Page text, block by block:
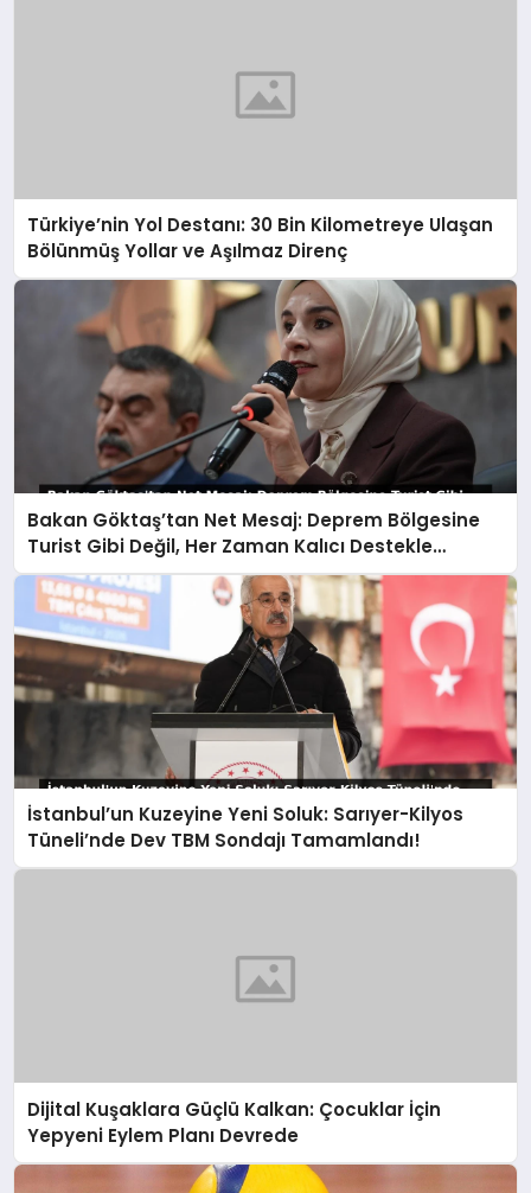
Türkiye’nin Yol Destanı: 30 Bin Kilometreye Ulaşan
Bölünmüş Yollar ve Aşılmaz Direnç
Bakan Göktaş’tan Net Mesaj: Deprem Bölgesine
Turist Gibi Değil, Her Zaman Kalıcı Destekle
Gidiyoruz!
İstanbul’un Kuzeyine Yeni Soluk: Sarıyer-Kilyos
Tüneli’nde Dev TBM Sondajı Tamamlandı!
Dijital Kuşaklara Güçlü Kalkan: Çocuklar İçin
Yepyeni Eylem Planı Devrede